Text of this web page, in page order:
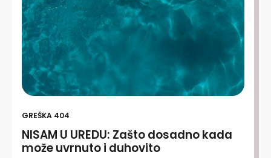
GREŠKA 404
NISAM U UREDU: Zašto dosadno kada
može uvrnuto i duhovito